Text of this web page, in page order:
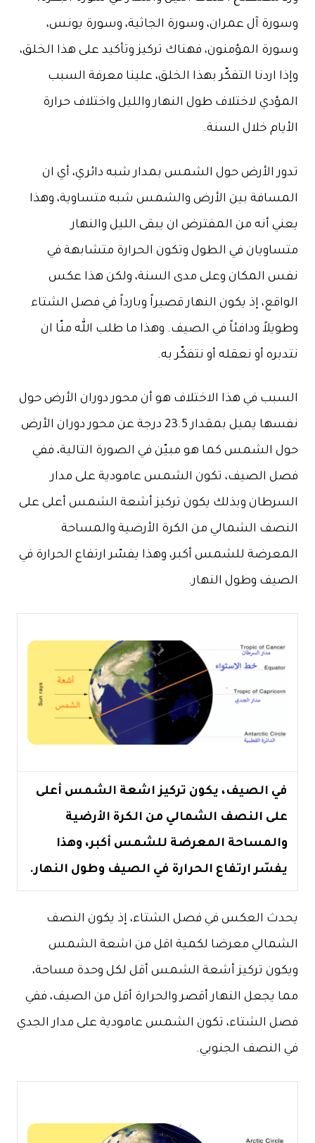
وسورة آل عمران، وسورة الجاثية، وسورة يونس،
وسورة المؤمنون، فهناك تركيز وتأكيد على هذا الخلق،
وإذا اردنا التفكّر بهذا الخلق، علينا معرفة السبب
المؤدي لاختلاف طول النهار والليل واختلاف حرارة
الأيام خلال السنة.
تدور الأرض حول الشمس بمدار شبه دائري، أي ان
المسافة بين الأرض والشمس شبه متساوية، وهذا
يعني أنه من المفترض ان يبقى الليل والنهار
متساويان في الطول وتكون الحرارة متشابهة في
نفس المكان وعلى مدى السنة، ولكن هذا عكس
الواقع، إذ يكون النهار قصيراً وبارداً في فصل الشتاء
وطويلاً ودافئاً في الصيف. وهذا ما طلب الله منّا ان
نتدبره أو نعقله أو نتفكّر به.
السبب في هذا الاختلاف هو أن محور دوران الأرض حول
نفسها يميل بمقدار 23.5 درجة عن محور دوران الأرض
حول الشمس كما هو مبيّن في الصورة التالية، ففي
فصل الصيف، تكون الشمس عامودية على مدار
السرطان وبذلك يكون تركيز أشعة الشمس أعلى على
النصف الشمالي من الكرة الأرضية والمساحة
المعرضة للشمس أكبر، وهذا يفسّر ارتفاع الحرارة في
الصيف وطول النهار.
في الصيف، يكون تركيز اشعة الشمس أعلى
على النصف الشمالي من الكرة الأرضية
والمساحة المعرضة للشمس أكبر، وهذا
يفسّر ارتفاع الحرارة في الصيف وطول النهار.
يحدث العكس في فصل الشتاء، إذ يكون النصف
الشمالي معرضا لكمية اقل من اشعة الشمس
ويكون تركيز أشعة الشمس أقل لكل وحدة مساحة،
مما يجعل النهار أقصر والحرارة أقل من الصيف، ففي
فصل الشتاء، تكون الشمس عامودية على مدار الجدي
في النصف الجنوبي.